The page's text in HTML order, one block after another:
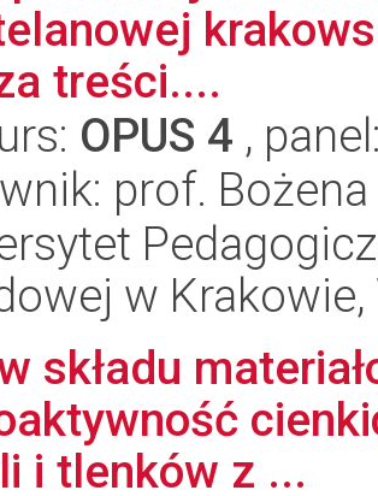
treści....
OPUS 4 ,
prof. Bożena
w
składu
i tlenków z ...